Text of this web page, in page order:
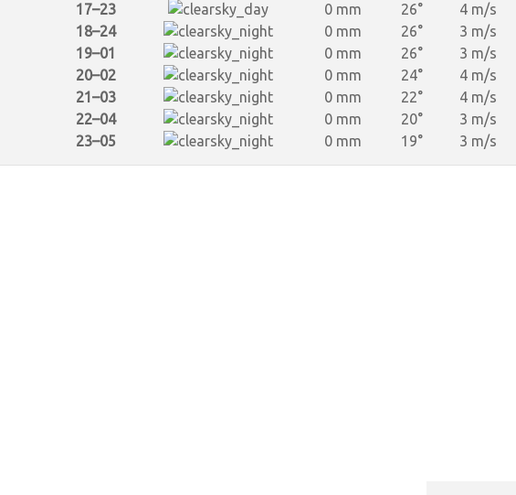
17–23
0 mm 26°
4 m/s
18–24
0 mm 26°
3 m/s
19–01
0 mm 26°
3 m/s
20–02
0 mm 24°
4 m/s
21–03
0 mm 22°
4 m/s
22–04
0 mm 20°
3 m/s
23–05
0 mm 19° 3 m/s